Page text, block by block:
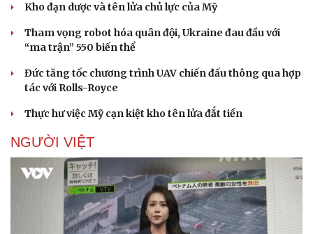
Kho đạn dược và tên lửa chủ lực của Mỹ
Tham vọng robot hóa quân đội, Ukraine đau đầu với
“ma trận” 550 biến thể
Đức tăng tốc chương trình UAV chiến đấu thông qua hợp
tác với Rolls-Royce
Thực hư việc Mỹ cạn kiệt kho tên lửa đắt tiền
NGƯỜI VIỆT